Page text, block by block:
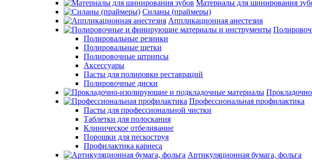
Материалы для шинирования
Силаны (праймеры)
Аппликационная анестезия
Полировальные резинки
Полировальные щетки
Полировочные штрипсы
Аксессуары
Пасты для полировки реставраций
Полировочные диски
Профессиональная профилактика
Пасты для профессиональной чистки
Таблетки для полоскания
Клиническое отбеливание
Порошки для пескоструя
Профилактика кариеса
Артикуляционная бумага, фольга